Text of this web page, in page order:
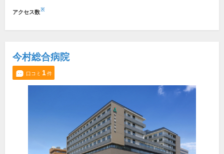
アクセス数※
今村総合病院
口コミ 1件